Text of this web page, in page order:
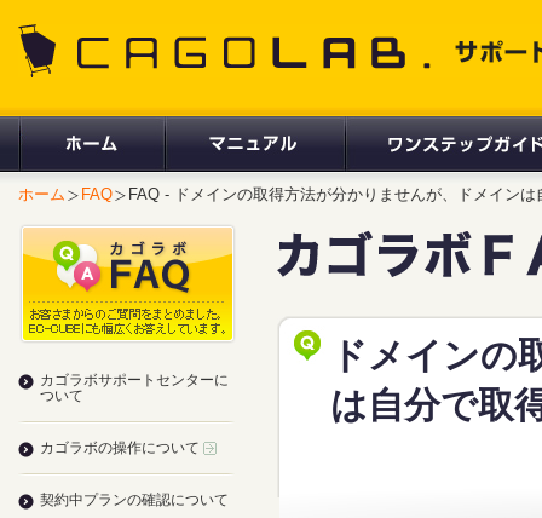
ホーム FAQ FAQ - ドメインの取得方法が分かりませんが、ドメイン
ドメインの
は自分で取
カゴラボサポートセンターに
ついて
カゴラボの操作について
契約中プランの確認について